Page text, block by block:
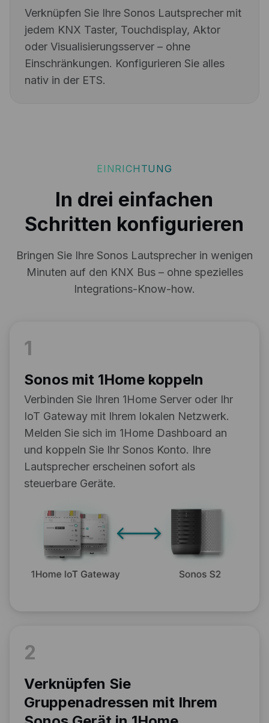
Verknüpfen Sie Ihre Sonos Lautsprecher mit
jedem KNX Taster, Touchdisplay, Aktor
oder Visualisierungsserver – ohne
Einschränkungen. Konfigurieren Sie alles
nativ in der ETS.
EINRICHTUNG
In drei einfachen
Schritten konfigurieren
Bringen Sie Ihre Sonos Lautsprecher in wenigen
Minuten auf den KNX Bus – ohne spezielles
Integrations-Know-how.
1
Sonos mit 1Home koppeln
Verbinden Sie Ihren 1Home Server oder Ihr
IoT Gateway mit Ihrem lokalen Netzwerk.
Melden Sie sich im 1Home Dashboard an
und koppeln Sie Ihr Sonos Konto. Ihre
Lautsprecher erscheinen sofort als
steuerbare Geräte.
2
Verknüpfen Sie
Gruppenadressen mit Ihrem